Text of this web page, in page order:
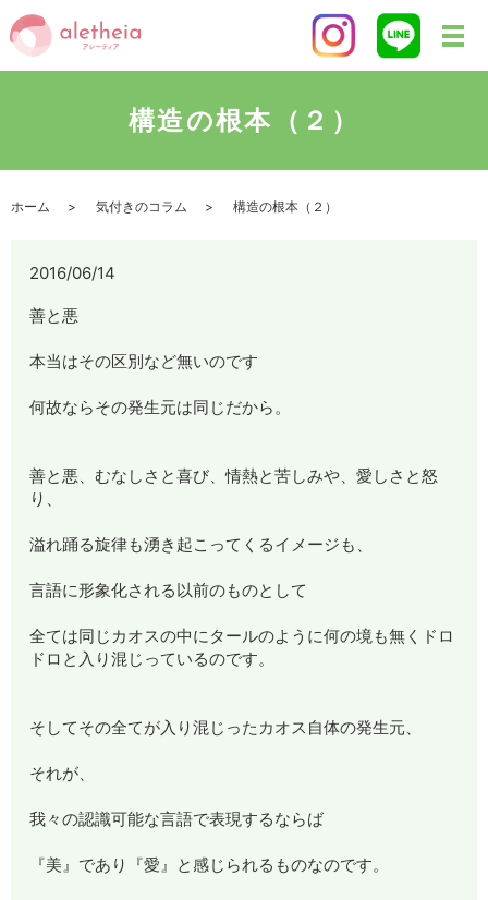
構造の根本（２）
ホーム 気付きのコラム 構造の根本（２）
2016/06/14
善と悪
本当はその区別など無いのです
何故ならその発生元は同じだから。
善と悪、むなしさと喜び、情熱と苦しみや、愛しさと怒
り、
溢れ踊る旋律も湧き起こってくるイメージも、
言語に形象化される以前のものとして
全ては同じカオスの中にタールのように何の境も無くドロ
ドロと入り混じっているのです。
そしてその全てが入り混じったカオス自体の発生元、
それが、
我々の認識可能な言語で表現するならば
『美』であり『愛』と感じられるものなのです。